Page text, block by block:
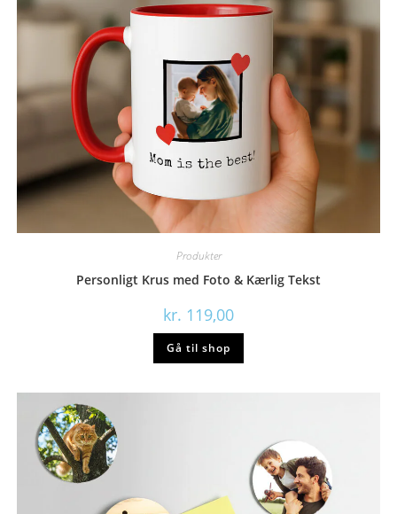
Produkter
Personligt Krus med Foto & Kærlig Tekst
kr. 119,00
Gå til shop